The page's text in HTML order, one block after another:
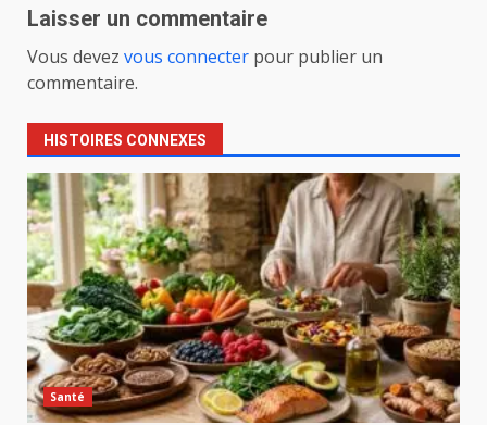
Laisser un commentaire
Vous devez vous connecter pour publier un
commentaire.
HISTOIRES CONNEXES
Santé